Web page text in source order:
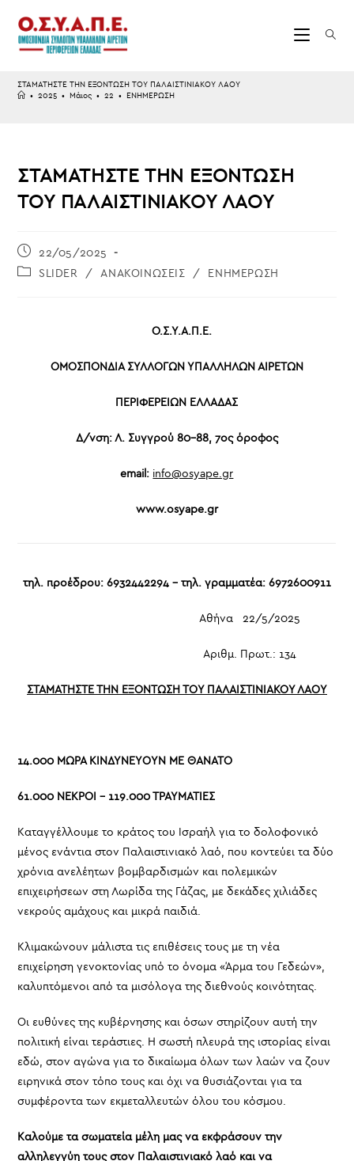
content
ΣΤΑΜΑΤΗΣΤΕ ΤΗΝ ΕΞΟΝΤΩΣΗ ΤΟΥ ΠΑΛΑΙΣΤΙΝΙΑΚΟΥ ΛΑΟΥ
• 2025 • Μάιος • 22 • ΕΝΗΜΕΡΩΣΗ
ΣΤΑΜΑΤΗΣΤΕ ΤΗΝ ΕΞΟΝΤΩΣΗ
ΤΟΥ ΠΑΛΑΙΣΤΙΝΙΑΚΟΥ ΛΑΟΥ
Post
published:
22/05/2025
PostSLIDER / ΑΝΑΚΟΙΝΩΣΕΙΣ / ΕΝΗΜΕΡΩΣΗ
Ο.Σ.Υ.Α.Π.Ε.
ΟΜΟΣΠΟΝΔΙΑ ΣΥΛΛΟΓΩΝ ΥΠΑΛΛΗΛΩΝ ΑΙΡΕΤΩΝ
ΠΕΡΙΦΕΡΕΙΩΝ ΕΛΛΑΔΑΣ
Δ/νση: Λ. Συγγρού 80-88, 7ος όροφος
email: info@osyape.gr
www.osyape.gr
τηλ. προέδρου: 6932442294 – τηλ. γραμματέα: 6972600911
Αθήνα 22/5/2025
Αριθμ. Πρωτ.: 134
ΣΤΑΜΑΤΗΣΤΕ ΤΗΝ ΕΞΟΝΤΩΣΗ ΤΟΥ ΠΑΛΑΙΣΤΙΝΙΑΚΟΥ ΛΑΟΥ
14.000 ΜΩΡΑ ΚΙΝΔΥΝΕΥΟΥΝ ΜΕ ΘΑΝΑΤΟ
61.000 ΝΕΚΡΟΙ – 119.000 ΤΡΑΥΜΑΤΙΕΣ
Καταγγέλλουμε το κράτος του Ισραήλ για το δολοφονικό
μένος ενάντια στον Παλαιστινιακό λαό, που κοντεύει τα δύο
χρόνια ανελέητων βομβαρδισμών και πολεμικών
επιχειρήσεων στη Λωρίδα της Γάζας, με δεκάδες χιλιάδες
νεκρούς αμάχους και μικρά παιδιά.
Κλιμακώνουν μάλιστα τις επιθέσεις τους με τη νέα
επιχείρηση γενοκτονίας υπό το όνομα «Άρμα του Γεδεών»,
καλυπτόμενοι από τα μισόλογα της διεθνούς κοινότητας.
Οι ευθύνες της κυβέρνησης και όσων στηρίζουν αυτή την
πολιτική είναι τεράστιες. Η σωστή πλευρά της ιστορίας είναι
εδώ, στον αγώνα για το δικαίωμα όλων των λαών να ζουν
ειρηνικά στον τόπο τους και όχι να θυσιάζονται για τα
συμφέροντα των εκμεταλλευτών όλου του κόσμου.
Καλούμε τα σωματεία μέλη μας να εκφράσουν την
αλληλεγγύη τους στον Παλαιστινιακό λαό και να